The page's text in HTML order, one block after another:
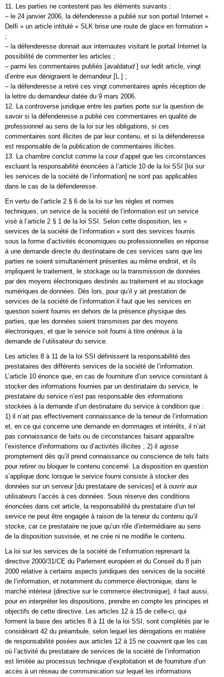
11. Les parties ne contestent pas les éléments suivants :
– le 24 janvier 2006, la défenderesse a publié sur son portail Internet «
Delfi » un article intitulé « SLK brise une route de glace en formation »
;
– la défenderesse donnait aux internautes visitant le portail Internet la
possibilité de commenter les articles ;
– parmi les commentaires publiés [avaldatud] sur ledit article, vingt
d’entre eux dénigraient le demandeur [L.] ;
– la défenderesse a retiré ces vingt commentaires après réception de
la lettre du demandeur datée du 9 mars 2006.
12. La controverse juridique entre les parties porte sur la question de
savoir si la défenderesse a publié ces commentaires en qualité de
professionnel au sens de la loi sur les obligations, si ces
commentaires sont illicites de par leur contenu, et si la défenderesse
est responsable de la publication de commentaires illicites.
13. La chambre conclut comme la cour d’appel que les circonstances
excluant la responsabilité énoncées à l’article 10 de la loi SSI [loi sur
les services de la société de l’information] ne sont pas applicables
dans le cas de la défenderesse.
En vertu de l’article 2 § 6 de la loi sur les règles et normes
techniques, un service de la société de l’information est un service
visé à l’article 2 § 1 de la loi SSI. Selon cette disposition, les «
services de la société de l’information » sont des services fournis
sous la forme d’activités économiques ou professionnelles en réponse
à une demande directe du destinataire de ces services sans que les
parties ne soient simultanément présentes au même endroit, et ils
impliquent le traitement, le stockage ou la transmission de données
par des moyens électroniques destinés au traitement et au stockage
numériques de données. Dès lors, pour qu’il y ait prestation de
services de la société de l’information il faut que les services en
question soient fournis en dehors de la présence physique des
parties, que les données soient transmises par des moyens
électroniques, et que le service soit fourni à titre onéreux à la
demande de l’utilisateur du service.
Les articles 8 à 11 de la loi SSI définissent la responsabilité des
prestataires des différents services de la société de l’information.
L’article 10 énonce que, en cas de fourniture d’un service consistant à
stocker des informations fournies par un destinataire du service, le
prestataire du service n’est pas responsable des informations
stockées à la demande d’un destinataire du service à condition que :
1) il n’ait pas effectivement connaissance de la teneur de l’information
et, en ce qui concerne une demande en dommages et intérêts, il n’ait
pas connaissance de faits ou de circonstances faisant apparaître
l’existence d’informations ou d’activités illicites ; 2) il agisse
promptement dès qu’il prend connaissance ou conscience de tels faits
pour retirer ou bloquer le contenu concerné. La disposition en question
s’applique donc lorsque le service fourni consiste à stocker des
données sur un serveur [du prestataire de services] et à ouvrir aux
utilisateurs l’accès à ces données. Sous réserve des conditions
énoncées dans cet article, la responsabilité du prestataire d’un tel
service ne peut être engagée à raison de la teneur du contenu qu’il
stocke, car ce prestataire ne joue qu’un rôle d’intermédiaire au sens
de la disposition susvisée, et ne crée ni ne modifie le contenu.
La loi sur les services de la société de l’information reprenant la
directive 2000/31/CE du Parlement européen et du Conseil du 8 juin
2000 relative à certains aspects juridiques des services de la société
de l’information, et notamment du commerce électronique, dans le
marché intérieur (directive sur le commerce électronique), il faut aussi,
pour en interpréter les dispositions, prendre en compte les principes et
objectifs de cette directive. Les articles 12 à 15 de celle-ci, qui
forment la base des articles 8 à 11 de la loi SSI, sont complétés par le
considérant 42 du préambule, selon lequel les dérogations en matière
de responsabilité posées aux articles 12 à 15 ne couvrent que les cas
où l’activité du prestataire de services de la société de l’information
est limitée au processus technique d’exploitation et de fourniture d’un
accès à un réseau de communication sur lequel les informations